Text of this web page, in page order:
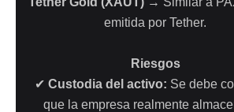
emitida por Tether.
Riesgos
✔Custodia del activo: Se debe
que la empresa realmente